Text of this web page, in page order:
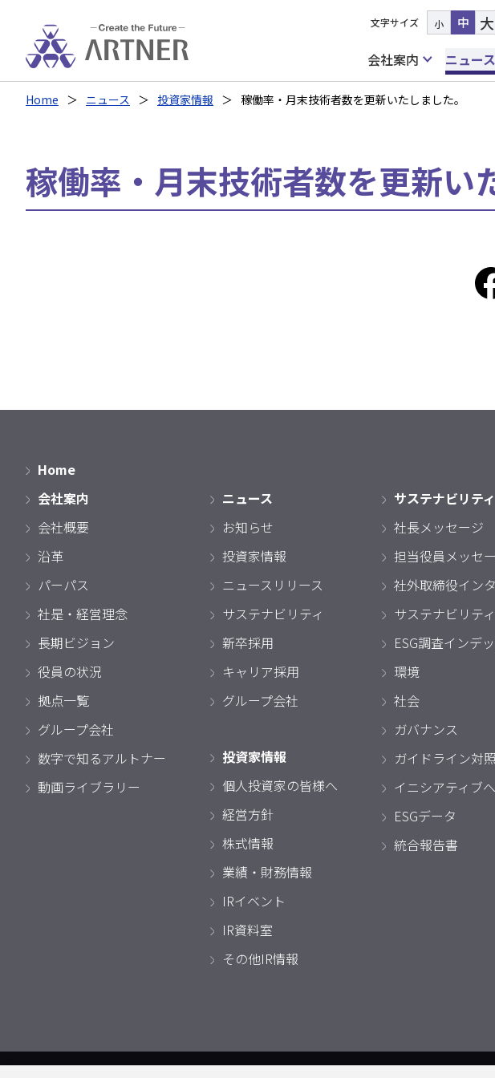
文字サイズ 小 中 大
会社案内
ニュース
Home ニュース 投資家情報 稼働率・月末技術者数を更新いたしました。
稼働率・月末技術者数を更新い
Home
会社案内
会社概要
沿革
パーパス
社是・経営理念
長期ビジョン
役員の状況
拠点一覧
グループ会社
数字で知るアルトナー
動画ライブラリー
ニュース
お知らせ
投資家情報
ニュースリリース
サステナビリティ
新卒採用
キャリア採用
グループ会社
投資家情報
個人投資家の皆様へ
経営方針
株式情報
業績・財務情報
IRイベント
IR資料室
その他IR情報
サステナビリティ
社長メッセージ
担当役員メッセ
社外取締役イン
サステナビリテ
ESG調査インデ
環境
社会
ガバナンス
ガイドライン対
イニシアティブ
ESGデータ
統合報告書